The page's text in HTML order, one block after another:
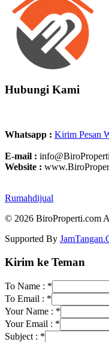
Hubungi Kami
Whatsapp : Kirim Pesan
E-mail :
Website :
Rumahdijual
© 2026 BiroProperti.com
Supported By
Kirim ke Teman
To Name : *
To Email : *
Your Name : *
Your Email : *
Subject : *